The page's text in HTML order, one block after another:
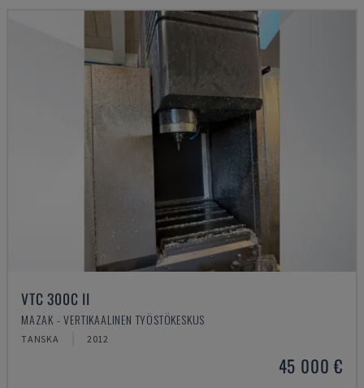
VTC 300C II
MAZAK - VERTIKAALINEN TYÖSTÖKESKUS
TANSKA 2012
45 000 €